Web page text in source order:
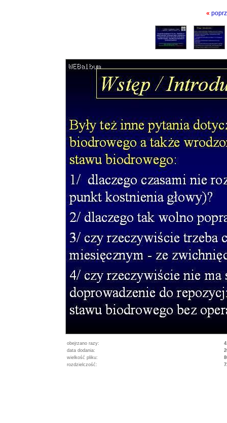
«
obejrzano razy:
data dodania:
wielkość pliku:
rozdzielczość: